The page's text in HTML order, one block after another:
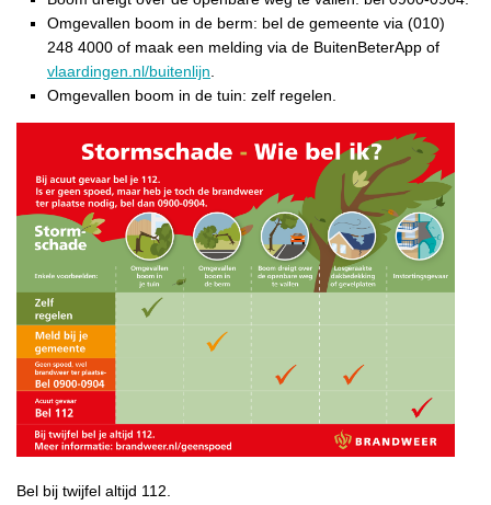
Omgevallen boom in de berm: bel de gemeente via (010)
248 4000 of maak een melding via de BuitenBeterApp of
vlaardingen.nl/buitenlijn.
Omgevallen boom in de tuin: zelf regelen.
Bel bij twijfel altijd 112.